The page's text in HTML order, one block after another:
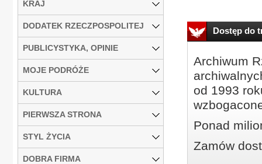
Dostęp do
Archiwum
od 1993
Ponad
Zamów
KRAJ
DODATEK RZECZPOSPOLITEJ
PUBLICYSTYKA, OPINIE
MOJE PODRÓŻE
KULTURA
PIERWSZA STRONA
STYL ŻYCIA
DOBRA FIRMA